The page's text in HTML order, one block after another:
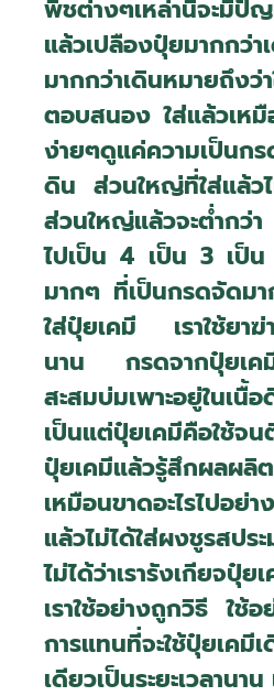
พืชต่างๆเหล่านี้จะมี
แล้วเปลืองปุ๋ยมากก
มากกว่าเดินหมายถึงว่
ตอบสนอง ใส่แล้วเหมื
ง่ายๆดูแค่ความเป็นก
ดิน ส่วนใหญ่ที่ใส่แล้ว
ส่วนใหญ่แล้วจะต่ำกว่
ไปเป็น 4 เป็น 3 เป็
มากๆ ที่เป็นกรดจัดมา
ใส่ปุ๋ยเคมี เราใช้ยาฆ่า
นาน กรดจากปุ๋ยเคมี
สะสมบ่มเพาะอยู่ในเ
เป็นแต่ปุ๋ยเคมีคือใช้จ
ปุ๋ยเคมีแล้วรู้สึกผ
เหมือนขาดอะไรไปอย่
แล้วไม่ได้ใส่ผงชูรสป
ไม่ได้ว่าเรารังเกียจปุ๋
เราใช้อย่างถูกวิธี ใช้
การแทนที่จะใช้ปุ๋ยเคมี
เดียวเป็นระยะเวลานา